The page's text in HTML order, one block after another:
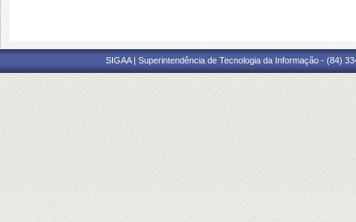
SIGAA | Superintendência de Tecnologia da Informação - (84)